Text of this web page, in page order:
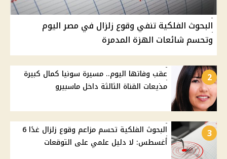
البحوث الفلكية تنفي وقوع زلزال في مصر اليوم
وتحسم شائعات الهزة المدمرة
2
عقب وفاتها اليوم.. مسيرة سونيا كمال كبيرة
مذيعات القناة الثالثة داخل ماسبيرو
3
البحوث الفلكية تحسم مزاعم وقوع زلزال غدًا 6
أغسطس: لا دليل علمي على التوقعات